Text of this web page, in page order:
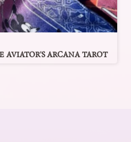
AVIATOR'S ARCANA TAROT